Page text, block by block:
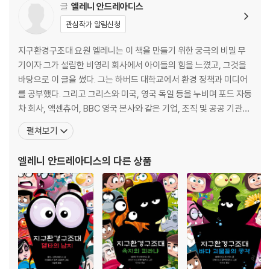
글 엘레니 안드레아디스
관심작가 알림신청
지구환경구조대 요원 엘레니는 이 책을 만들기 위한 궁극의 비밀 무
기이자 그가 설립한 비영리 회사에서 아이들의 힘을 느꼈고, 그것을
바탕으로 이 글을 썼다. 그는 하버드 대학교에서 환경 정책과 미디어
를 공부했다. 그리고 그리스와 미국, 영국 독일 등을 누비며 포드 자동
차 회사, 액센츄어, BBC 영국 본사와 같은 기업, 조직 및 공공 기관에
서 환경 컨설턴트로 일했다. 환경 컨설턴트로 일하던 미국의 회사에
서 다큐멘터리 제작을 위해 인도로 간 것이 운명의 전환점이 되었다.
아이들이 이 세상을 바꿀 힘을 가지고 있다고
펼쳐보기
엘레니 안드레아디스의 다른 상품